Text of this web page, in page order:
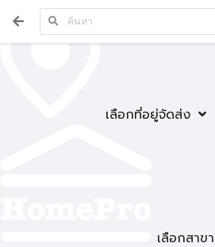
เลือกที่อยู่จัดส่ง
เลือกสาขา